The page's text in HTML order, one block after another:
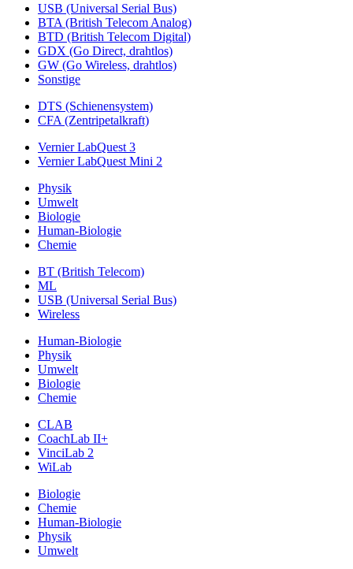
USB (Universal Serial Bus)
BTA (British Telecom Analog)
BTD (British Telecom Digital)
GDX (Go Direct, drahtlos)
GW (Go Wireless, drahtlos)
Sonstige
DTS (Schienensystem)
CFA (Zentripetalkraft)
Vernier LabQuest 3
Vernier LabQuest Mini 2
Physik
Umwelt
Biologie
Human-Biologie
Chemie
BT (British Telecom)
ML
USB (Universal Serial Bus)
Wireless
Human-Biologie
Physik
Umwelt
Biologie
Chemie
CLAB
CoachLab II+
VinciLab 2
WiLab
Biologie
Chemie
Human-Biologie
Physik
Umwelt